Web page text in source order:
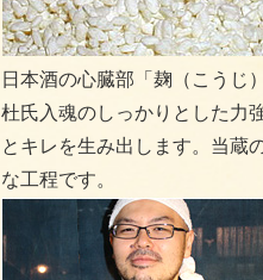
日本酒の心臓部「麹（こうじ
杜氏入魂のしっかりとした力
とキレを生み出します。当蔵
な工程です。